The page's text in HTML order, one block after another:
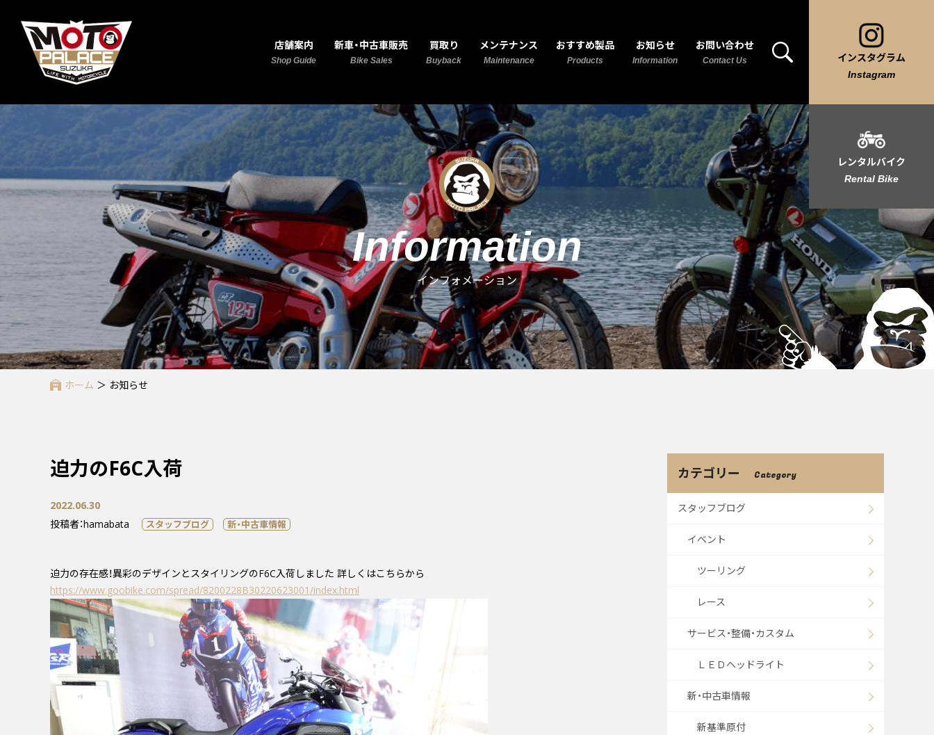
インスタグラム
Instagram
レンタルバイク
Rental Bike
店舗案内
Shop Guide
新車・中古車販売
Bike Sales
買取り
Buyback
メンテナンス
Maintenance
おすすめ製品
Products
お知らせ
Information
お問い合わせ
Contact Us
Information
インフォメーション
ホーム ＞ お知らせ
迫力のF6C入荷
2022.06.30
投稿者：hamabata
スタッフブログ 新・中古車情報
迫力の存在感！異彩のデザインとスタイリングのF6C入荷しました 詳しくはこちらから
https://www.goobike.com/spread/8200228B30220623001/index.html
カテゴリー Category
スタッフブログ
イベント
ツーリング
レース
サービス・整備・カスタム
ＬＥＤヘッドライト
新・中古車情報
新基準原付